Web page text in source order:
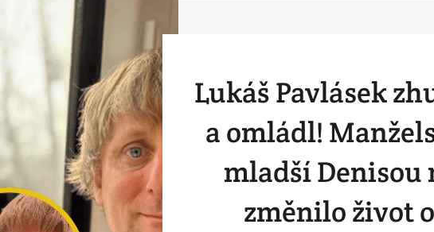
Lukáš Pavlásek
a omládl!
mladší Denisou
změnilo život